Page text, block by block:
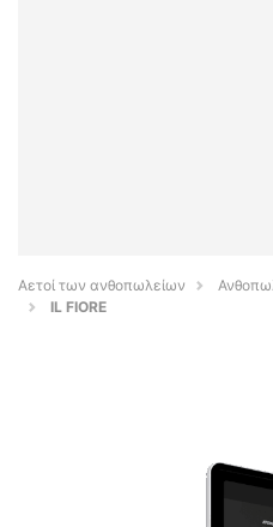
Αετοί των ανθοπωλείων
IL FIORE